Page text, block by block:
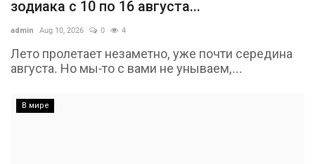
зодиака с 10 по 16 августа...
admin Aug 10, 2026 0 4
Лето пролетает незаметно, уже почти середина
августа. Но мы-то с вами не унываем,...
В мире